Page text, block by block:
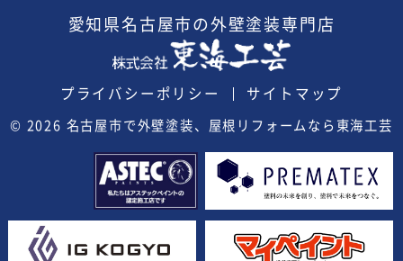
愛知県名古屋市の外壁塗装 専門店
プライバシーポリシー サイトマップ
© 2026 名古屋市で外壁塗装、屋根リフォームなら東海工芸